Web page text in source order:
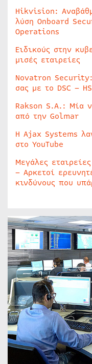
Hikvision:
λύση Onboard
Operations
Ειδικούς στην
μισές εταιρείες
Novatron Security:
σας με το DSC –
Rakson S.A.: Μία
από την Golmar
Η Ajax Systems
στο YouTube
Μεγάλες
– Αρκετοί
κινδύνους που